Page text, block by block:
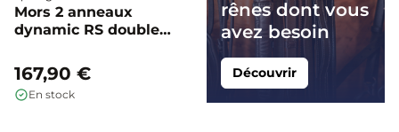
Mors 2 anneaux
dynamic RS double
167,90 €
En stock
rênes dont vous
avez besoin
Découvrir